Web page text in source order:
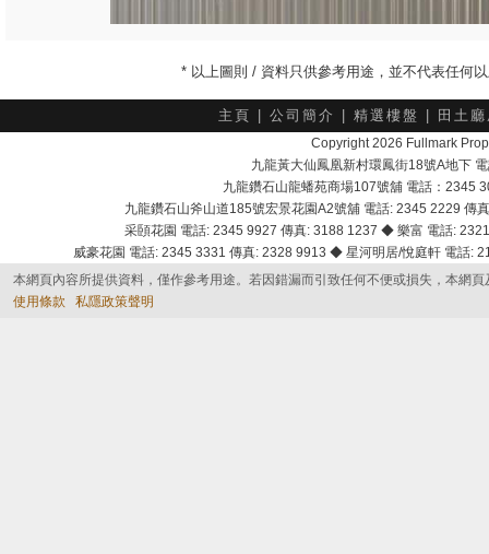
* 以上圖則 / 資料只供參考用途，並不代表任何
主頁 公司簡介 精選樓盤 田土
Copyright 2026 Fullmark
九龍黃大仙鳳凰新村環鳳街18號A地下
九龍鑽石山龍蟠苑商場107號舖 電話：2345
九龍鑽石山斧山道185號宏景花園A2號舖 電話: 2345 2229
采頣花園 電話: 2345 9927 傳真: 3188 1237 ◆ 樂富 電話:
威豪花園 電話: 2345 3331 傳真: 2328 9913 ◆ 星河明居/悅庭軒 電話
本網頁內容所提供資料，僅作參考用途。若因錯漏而引致任何不便或損失，本網
使用條款
私隱政策聲明